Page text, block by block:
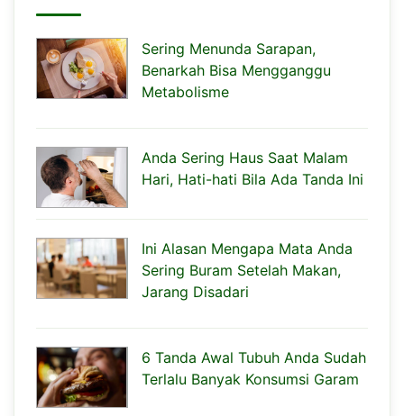
Sering Menunda Sarapan,
Benarkah Bisa Mengganggu
Metabolisme
Anda Sering Haus Saat Malam
Hari, Hati-hati Bila Ada Tanda Ini
Ini Alasan Mengapa Mata Anda
Sering Buram Setelah Makan,
Jarang Disadari
6 Tanda Awal Tubuh Anda Sudah
Terlalu Banyak Konsumsi Garam